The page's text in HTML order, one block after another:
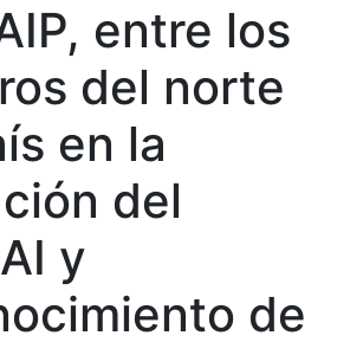
entre los
del norte
en la
del
y
de